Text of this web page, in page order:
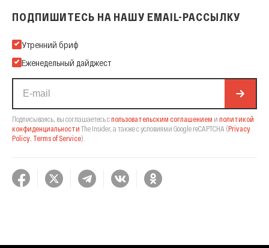
ПОДПИШИТЕСЬ НА НАШУ EMAIL-РАССЫЛКУ
Подпишитесь на нашу Email-рассылку
Утренний бриф
Еженедельный дайджест
Подписываясь, вы соглашаетесь спользовательским соглашением и политикой
конфиденциальности The Insider, а также с условиями Google reCAPTCHA (Privacy
Policy Terms of Service).